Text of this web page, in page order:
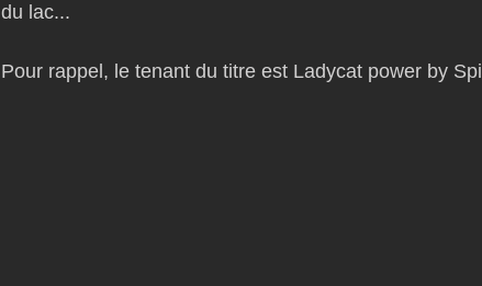
du lac...
Pour rappel, le tenant du titre est Ladycat power by